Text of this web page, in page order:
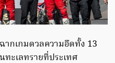
กเกมดวลความอึดทั้ง 13
ะเลทรายที่ประเทศ